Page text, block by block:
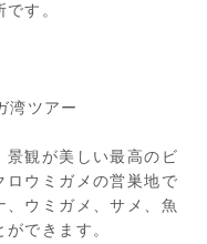
す。
湾ツアー
景観が美しい最高のビ
ロウミガメの営巣地で
、ウミガメ、サメ、魚
できます。